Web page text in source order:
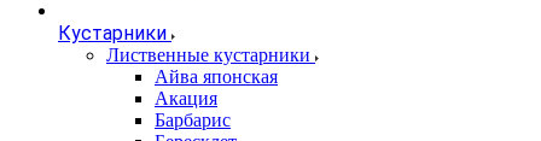
Кустарники
Лиственные кустарники
Айва японская
Акация
Барбарис